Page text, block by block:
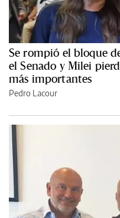
Se rompió el bloque
el Senado y Milei
más importantes
Pedro Lacour